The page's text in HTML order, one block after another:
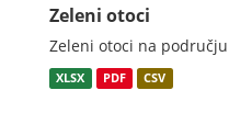
Zeleni otoci
Zeleni otoci na
XLSX PDF CSV